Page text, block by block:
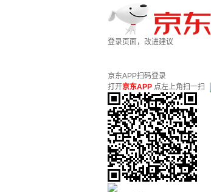
登录页面，改进建议
京东APP扫码登录
打开京东APP 点左上角扫一扫